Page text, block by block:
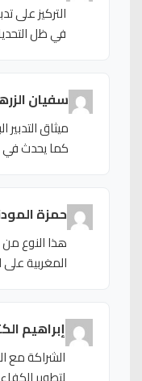
التركيز على
في ظل
سفيان
ميثاق
كما يحدث في
حمزة
هذا النوع
المغربية
إبراهيم
الشراكة مع